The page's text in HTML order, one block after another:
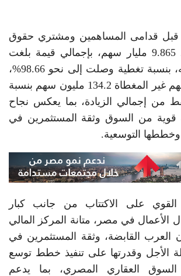
قبل قدامى المساهمين ومشتري حقوق
الاكتتاب في عدد 9.865 مليار سهم، بإجمالي قيمة بلغت
986.6 مليون جنيه، بنسبة تغطية وصلت إلى نحو 98.66%،
فيما بلغ عدد الأسهم غير المغطاة 134.2 مليون سهم بنسبة
فقط من إجمالي الزيادة، بما يعكس نجاح
قوية من السوق وثقة المستثمرين في
التوسعية.
القوي على الاكتتاب من جانب كبار
الأعمال في مصر، متانة المركز المالي
العرب القابضة، وثقة المستثمرين في
الأجل وقدرتها على تنفيذ خطط توسع
العقاري المصري، بما يدعم